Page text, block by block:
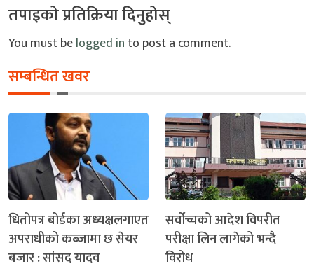
तपाइको प्रतिक्रिया दिनुहोस्
You must belogged in to post a comment.
सम्बन्धित खवर
धितोपत्र बोर्डका अध्यक्षलगाएत
अपराधीको कब्जामा छ सेयर
बजार : सांसद यादव
सर्वोच्चको आदेश विपरीत
परीक्षा लिन लागेको भन्दै
विरोध